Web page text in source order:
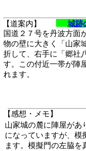
城跡
【道案内】
【感想・メモ】
国道２７号を丹波方面
物の壁に大きく「山家
折して、右手に「郷社
す。この付近一帯が陣
れます。
山家城の麓に陣屋があ
になっていますが、模
ます。模擬門の左脇を